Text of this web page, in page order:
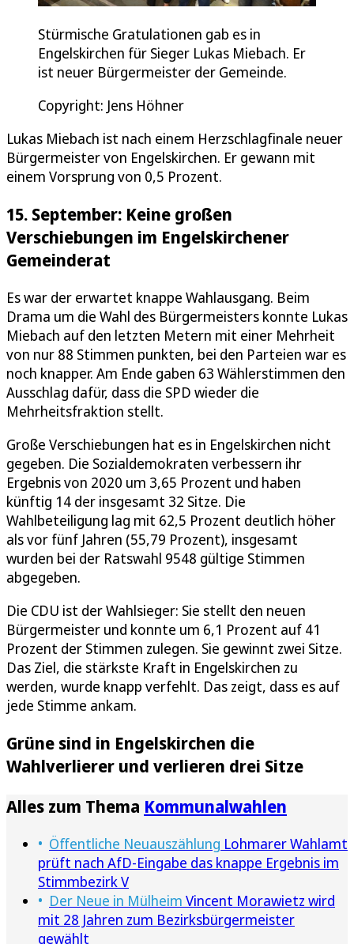
Stürmische Gratulationen gab es in
Engelskirchen für Sieger Lukas Miebach. Er
ist neuer Bürgermeister der Gemeinde.
Copyright: Jens Höhner
Lukas Miebach ist nach einem Herzschlagfinale neuer
Bürgermeister von Engelskirchen. Er gewann mit
einem Vorsprung von 0,5 Prozent.
15. September: Keine großen
Verschiebungen im Engelskirchener
Gemeinderat
Es war der erwartet knappe Wahlausgang. Beim
Drama um die Wahl des Bürgermeisters konnte Lukas
Miebach auf den letzten Metern mit einer Mehrheit
von nur 88 Stimmen punkten, bei den Parteien war es
noch knapper. Am Ende gaben 63 Wählerstimmen den
Ausschlag dafür, dass die SPD wieder die
Mehrheitsfraktion stellt.
Große Verschiebungen hat es in Engelskirchen nicht
gegeben. Die Sozialdemokraten verbessern ihr
Ergebnis von 2020 um 3,65 Prozent und haben
künftig 14 der insgesamt 32 Sitze. Die
Wahlbeteiligung lag mit 62,5 Prozent deutlich höher
als vor fünf Jahren (55,79 Prozent), insgesamt
wurden bei der Ratswahl 9548 gültige Stimmen
abgegeben.
Die CDU ist der Wahlsieger: Sie stellt den neuen
Bürgermeister und konnte um 6,1 Prozent auf 41
Prozent der Stimmen zulegen. Sie gewinnt zwei Sitze.
Das Ziel, die stärkste Kraft in Engelskirchen zu
werden, wurde knapp verfehlt. Das zeigt, dass es auf
jede Stimme ankam.
Grüne sind in Engelskirchen die
Wahlverlierer und verlieren drei Sitze
Alles zum Thema Kommunalwahlen
Öffentliche Neuauszählung Lohmarer Wahlamt
prüft nach AfD-Eingabe das knappe Ergebnis im
Stimmbezirk V
Der Neue in Mülheim Vincent Morawietz wird
mit 28 Jahren zum Bezirksbürgermeister
gewählt